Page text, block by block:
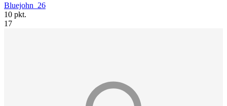
Bluejohn_26
10 pkt.
17